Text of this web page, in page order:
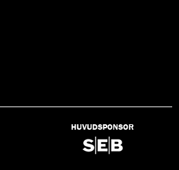
HUVUDSPONSOR